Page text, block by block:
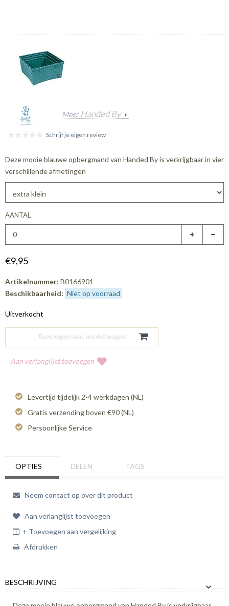
Meer Handed By
Schrijf je eigen review
Deze mooie blauwe opbergmand van Handed By is verkrijgbaar in vier
verschillende afmetingen
AANTAL
€9,95
Artikelnummer: B0166901
Beschikbaarheid: Niet op voorraad
Uitverkocht
Aan verlanglijst toevoegen
Levertijd tijdelijk 2-4 werkdagen (NL)
Gratis verzending boven €90 (NL)
Persoonlijke Service
OPTIES DELEN TAGS
Neem contact op over dit product
Aan verlanglijst toevoegen
+ Toevoegen aan vergelijking
Afdrukken
BESCHRIJVING